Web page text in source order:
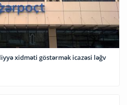
xidməti göstərmək icazəsi ləğv